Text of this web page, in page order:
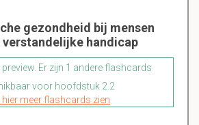
gezondheid bij mensen
verstandelijke handicap
preview. Er zijn 1 andere flashcards
voor hoofdstuk 2.2
hier meer flashcards zien